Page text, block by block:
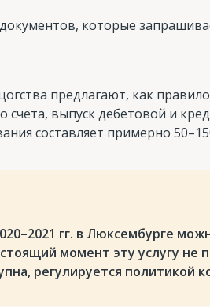
которые
предлагают, как
счета, выпуск дебетовой и
составляет примерно
гг. в Люксембурге
момент эту услугу не
регулируется политикой